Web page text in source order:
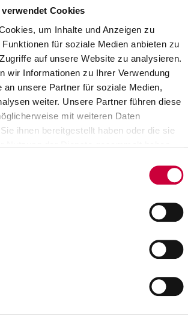
verwendet Cookies
um Inhalte und Anzeigen zu
für soziale Medien anbieten zu
auf unsere Website zu analysieren.
wir Informationen zu Ihrer Verwendung
an unsere Partner für soziale Medien,
weiter. Unsere Partner führen diese
mit weiteren Daten
ihnen bereitgestellt haben oder die sie
Gemeindezentrum Itzehoe, Schauenburger
Bonhoeffer-Kirchengemeinde Itzehoe
33
Back to selection